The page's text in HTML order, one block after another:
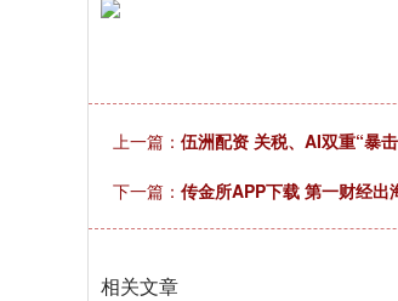
上一篇： 伍洲配资 关税、AI双重“暴
下一篇： 传金所APP下载 第一财经
相关文章